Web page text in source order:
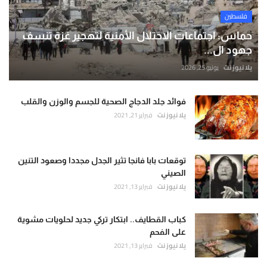
فلسطين
حماس: اجتماعات الاحتلال الأمنية لتهجير غزة تنسف
جهود ال...
يلا نيوز نت يونيو 25, 2026
فوائد جلد الدجاج الصحية للجسم والوزن والقلب
يلا نيوز نت فبراير 21, 2021
توقعات بابا فانجا تثير الجدل مجددا وصعود التنين
الصيني
يلا نيوز نت فبراير 13, 2021
كباب القطايف.. ابتكار تركي جديد لحلويات مشوية
على الفحم
يلا نيوز نت فبراير 13, 2021